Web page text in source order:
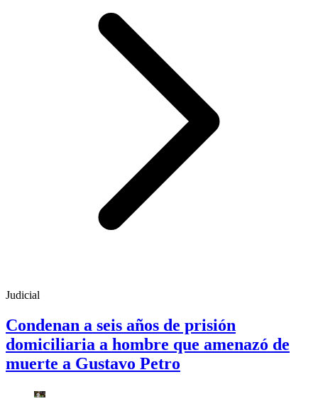
Judicial
Condenan a seis años de prisión
domiciliaria a hombre que amenazó de
muerte a Gustavo Petro